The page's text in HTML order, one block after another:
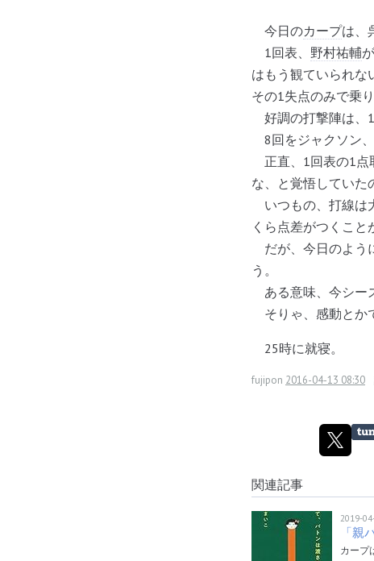
今日のカープは、
1回表、 野村祐輔
はもう観ていられな
その1失点のみで乗
好調の打撃陣は、1
8回をジャクソン
正直、1回表の1点
な、と覚悟していた
いつもの、打線は
くら点差がつくこと
だが、今日のよう
う。
ある意味、今シー
そりゃ、感動とか
25時に就寝。
fujipon 2016-04-13 08:30
関連記事
2019-
「親
カープ